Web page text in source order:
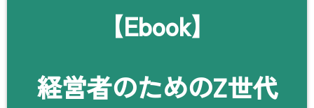
【Ebook】
経営者のためのZ世代